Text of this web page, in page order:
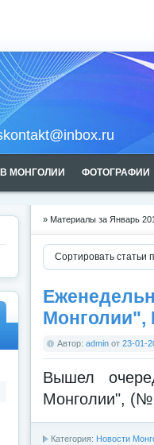
в Монголии
МОНГОЛИИ ФОТОГРАФИИ
» Материалы за Январь
на правах рекламы
Сортировать статьи
Автор: admin от 23-01-
Вышел
Монголии", (№
Категория: Новости